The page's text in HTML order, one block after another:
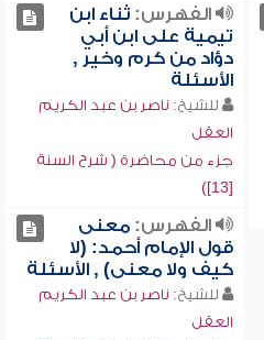
الفهرس:ثناء ابن
تيمية على ابن أبي
دؤاد من كرم وخير ,
الأسئلة
للشيخ: ناصر بن عبد الكريم
العقل
جزء من محاضرة ( شرح السنة
[13])
الفهرس:معنى
قول الإمام أحمد: (لا
كيف ولا معنى) , الأسئلة
للشيخ: ناصر بن عبد الكريم
العقل